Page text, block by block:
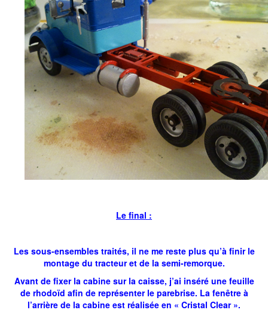
Le final :
Les sous-ensembles traités, il ne me reste plus qu’à finir le
montage du tracteur et de la semi-remorque.
Avant de fixer la cabine sur la caisse, j’ai inséré une feuille
de rhodoïd afin de représenter le parebrise. La fenêtre à
l’arrière de la cabine est réalisée en « Cristal Clear ».